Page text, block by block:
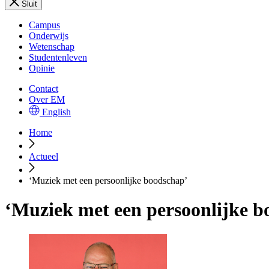
Sluit
Campus
Onderwijs
Wetenschap
Studentenleven
Opinie
Contact
Over EM
English
Home
Actueel
‘Muziek met een persoonlijke boodschap’
‘Muziek met een persoonlijke